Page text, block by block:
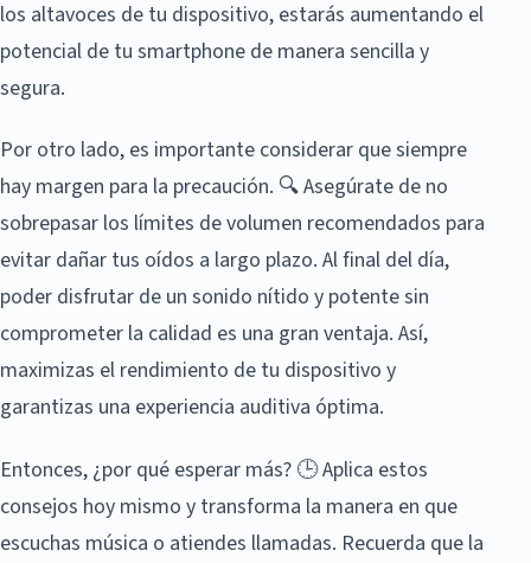
los altavoces de tu dispositivo, estarás aumentando el
potencial de tu smartphone de manera sencilla y
segura.
Por otro lado, es importante considerar que siempre
hay margen para la precaución. 🔍 Asegúrate de no
sobrepasar los límites de volumen recomendados para
evitar dañar tus oídos a largo plazo. Al final del día,
poder disfrutar de un sonido nítido y potente sin
comprometer la calidad es una gran ventaja. Así,
maximizas el rendimiento de tu dispositivo y
garantizas una experiencia auditiva óptima.
Entonces, ¿por qué esperar más? 🕒 Aplica estos
consejos hoy mismo y transforma la manera en que
escuchas música o atiendes llamadas. Recuerda que la